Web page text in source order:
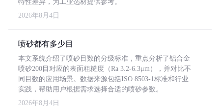
特性差异，为工业选材提供参考。
2026年8月4日
喷砂都有多少目
本文系统介绍了喷砂目数的分级标准，重点分析了铝合金
喷砂200目对应的表面粗糙度（Ra 3.2-6.3μm），并对比不
同目数的应用场景。数据来源包括ISO 8503-1标准和行业
实践，帮助用户根据需求选择合适的喷砂参数。
2026年8月4日